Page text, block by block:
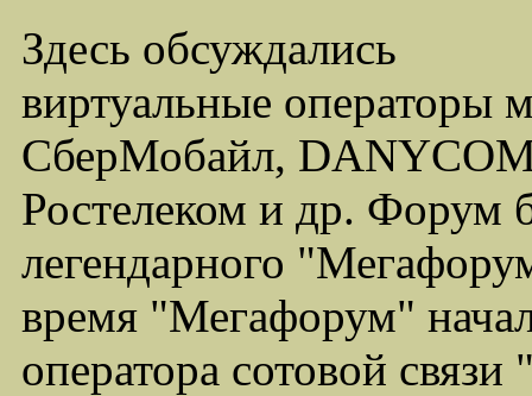
Здесь обсуждались
виртуальные операторы
СберМобайл,
Ростелеком и др. Форум
легендарного
время "Мегафорум"
оператора сотовой